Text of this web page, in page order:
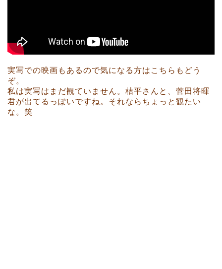
実写での映画もあるので気になる方はこちらもどう
ぞ。
私は実写はまだ観ていません。桔平さんと、菅田将暉
君が出てるっぽいですね。それならちょっと観たい
な。笑